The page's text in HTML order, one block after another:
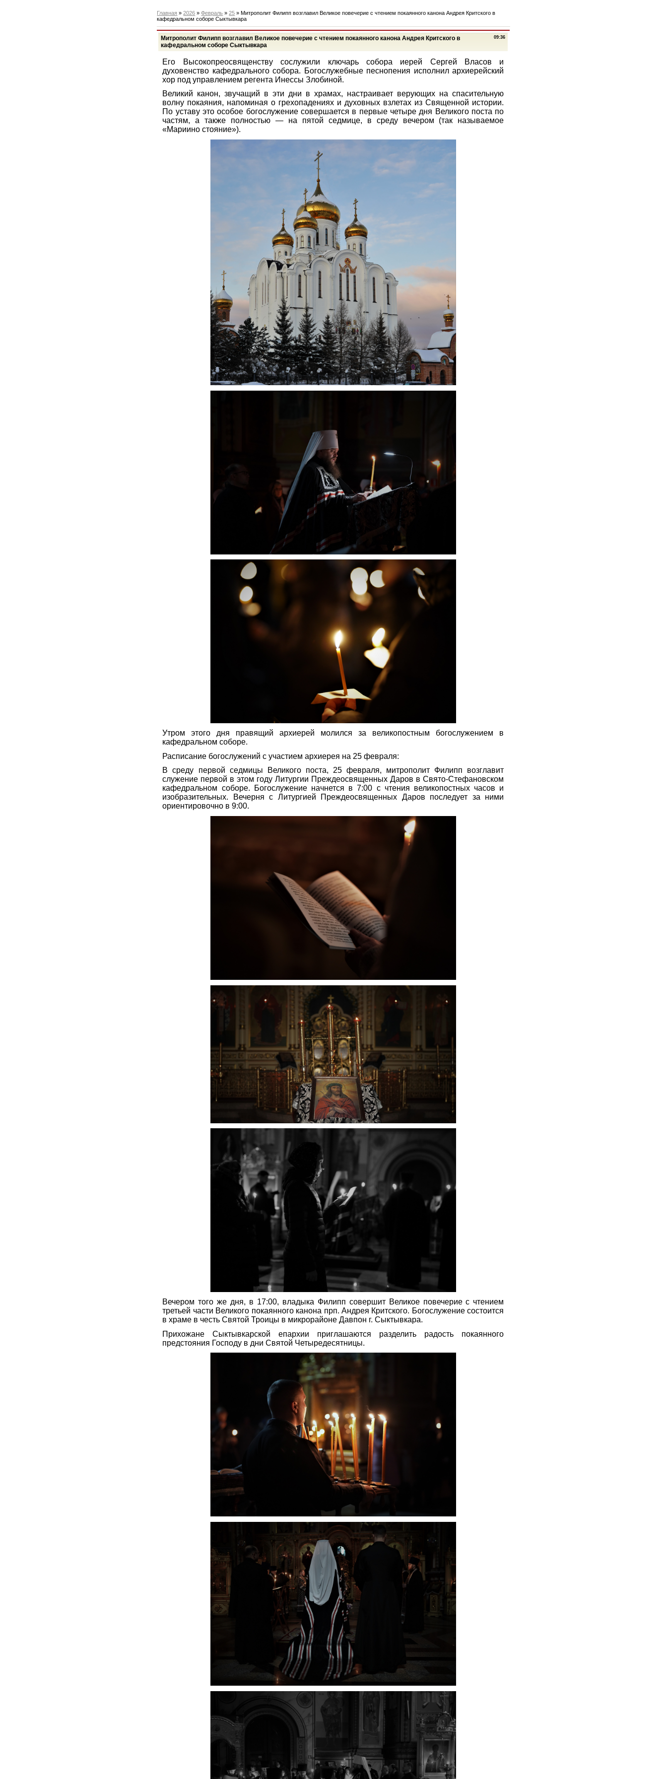
Главная »2026 » Февраль » 25 » Митрополит Филипп возглавил Великое повечерие с чтением покаянного канона Андрея Критского в
кафедральном соборе Сыктывкара
09:36
Митрополит Филипп возглавил Великое повечерие с чтением покаянного канона Андрея Критского в
кафедральном соборе Сыктывкара
Его Высокопреосвященству сослужили ключарь собора иерей Сергей Власов и
духовенство кафедрального собора. Богослужебные песнопения исполнил архиерейский
хор под управлением регента Инессы Злобиной.
Великий канон, звучащий в эти дни в храмах, настраивает верующих на спасительную
волну покаяния, напоминая о грехопадениях и духовных взлетах из Священной истории.
По уставу это особое богослужение совершается в первые четыре дня Великого поста по
частям, а также полностью — на пятой седмице, в среду вечером (так называемое
«Мариино стояние»).
Утром этого дня правящий архиерей молился за великопостным богослужением в
кафедральном соборе.
Расписание богослужений с участием архиерея на 25 февраля:
В среду первой седмицы Великого поста, 25 февраля, митрополит Филипп возглавит
служение первой в этом году Литургии Преждеосвященных Даров в Свято-Стефановском
кафедральном соборе. Богослужение начнется в 7:00 с чтения великопостных часов и
изобразительных. Вечерня с Литургией Преждеосвященных Даров последует за ними
ориентировочно в 9:00.
Вечером того же дня, в 17:00, владыка Филипп совершит Великое повечерие с чтением
третьей части Великого покаянного канона прп. Андрея Критского. Богослужение состоится
в храме в честь Святой Троицы в микрорайоне Давпон г. Сыктывкара.
Прихожане Сыктывкарской епархии приглашаются разделить радость покаянного
предстояния Господу в дни Святой Четыредесятницы.